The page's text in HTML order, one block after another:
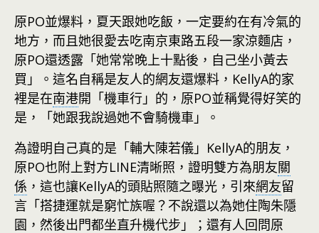
原PO並爆料，夏天跟她吃飯，一定要約在有冷氣的
地方，而且她很愛去吃南京東路五段一家涼麵店，
原PO還透露「她常常晚上十點後，自己坐小黃去
買」。這名自稱是友人的網友還爆料，KellyA的家
裡是在南港開「機車行」的，原PO並稱覺得好笑的
是，「她跟我說過她不會騎機車」。
為證明自己真的是「輔大陳若儀」KellyA的朋友，
原PO也附上對方LINE清晰照，證明雙方為朋友關
係 ，這也讓KellyA的頭貼照隨之曝光，引來網友留
言「搭捷運就是窮忙族喔？不說還以為她住陶朱隱
園，然後出門都坐直升機代步」；還有人回問原